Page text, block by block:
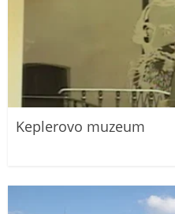
Keplerovo muzeum